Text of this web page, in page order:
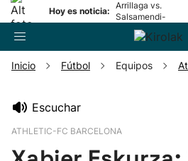
Hoy es noticia:
Arrillaga vs.
Salsamendi-
Bergara y Erasun
vs. Gaminde
Inicio Fútbol Equipos
Escuchar
ATHLETIC-FC BARCELONA